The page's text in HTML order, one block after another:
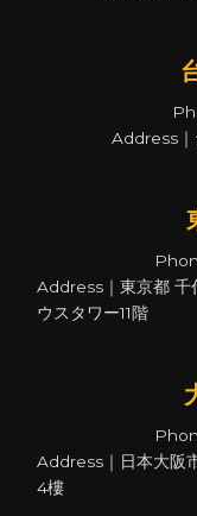
Address｜
Address｜東京都 千
ウスタワー11階
Address｜日本大阪
4樓